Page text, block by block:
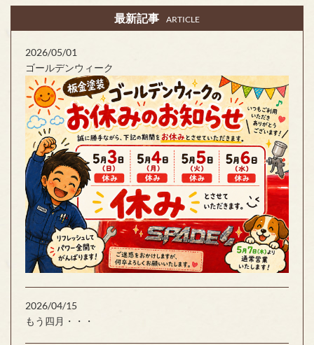
最新記事 ARTICLE
2026/05/01
ゴールデンウィーク
2026/04/15
もう四月・・・